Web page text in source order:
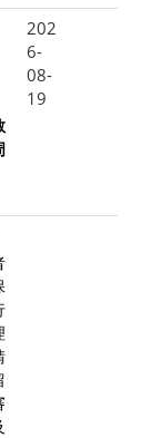
202
6-
08-
19